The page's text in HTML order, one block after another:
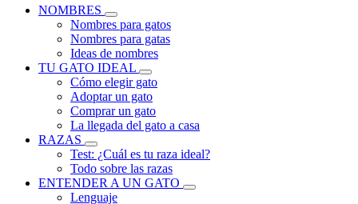
NOMBRES
Nombres para gatos
Nombres para gatas
Ideas de nombres
TU GATO IDEAL
Cómo elegir gato
Adoptar un gato
Comprar un gato
La llegada del gato a casa
RAZAS
Test: ¿Cuál es tu raza ideal?
Todo sobre las razas
ENTENDER A UN GATO
Lenguaje